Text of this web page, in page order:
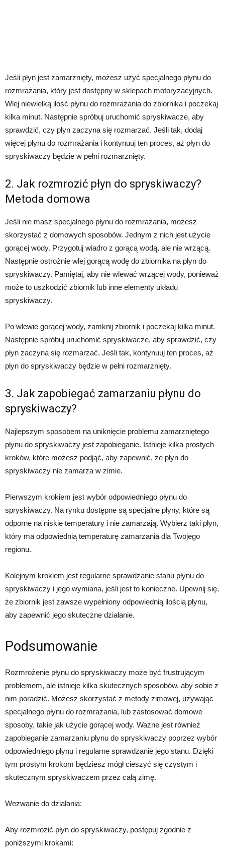
Jeśli płyn jest zamarznięty, możesz użyć specjalnego płynu do
rozmrażania, który jest dostępny w sklepach motoryzacyjnych.
Wlej niewielką ilość płynu do rozmrażania do zbiornika i poczekaj
kilka minut. Następnie spróbuj uruchomić spryskiwacze, aby
sprawdzić, czy płyn zaczyna się rozmarzać. Jeśli tak, dodaj
więcej płynu do rozmrażania i kontynuuj ten proces, aż płyn do
spryskiwaczy będzie w pełni rozmarznięty.
2. Jak rozmrozić płyn do spryskiwaczy?
Metoda domowa
Jeśli nie masz specjalnego płynu do rozmrażania, możesz
skorzystać z domowych sposobów. Jednym z nich jest użycie
gorącej wody. Przygotuj wiadro z gorącą wodą, ale nie wrzącą.
Następnie ostrożnie wlej gorącą wodę do zbiornika na płyn do
spryskiwaczy. Pamiętaj, aby nie wlewać wrzącej wody, ponieważ
może to uszkodzić zbiornik lub inne elementy układu
spryskiwaczy.
Po wlewie gorącej wody, zamknij zbiornik i poczekaj kilka minut.
Następnie spróbuj uruchomić spryskiwacze, aby sprawdzić, czy
płyn zaczyna się rozmarzać. Jeśli tak, kontynuuj ten proces, aż
płyn do spryskiwaczy będzie w pełni rozmarznięty.
3. Jak zapobiegać zamarzaniu płynu do
spryskiwaczy?
Najlepszym sposobem na uniknięcie problemu zamarzniętego
płynu do spryskiwaczy jest zapobieganie. Istnieje kilka prostych
kroków, które możesz podjąć, aby zapewnić, że płyn do
spryskiwaczy nie zamarza w zimie.
Pierwszym krokiem jest wybór odpowiedniego płynu do
spryskiwaczy. Na rynku dostępne są specjalne płyny, które są
odporne na niskie temperatury i nie zamarzają. Wybierz taki płyn,
który ma odpowiednią temperaturę zamarzania dla Twojego
regionu.
Kolejnym krokiem jest regularne sprawdzanie stanu płynu do
spryskiwaczy i jego wymiana, jeśli jest to konieczne. Upewnij się,
że zbiornik jest zawsze wypełniony odpowiednią ilością płynu,
aby zapewnić jego skuteczne działanie.
Podsumowanie
Rozmrożenie płynu do spryskiwaczy może być frustrującym
problemem, ale istnieje kilka skutecznych sposobów, aby sobie z
nim poradzić. Możesz skorzystać z metody zimowej, używając
specjalnego płynu do rozmrażania, lub zastosować domowe
sposoby, takie jak użycie gorącej wody. Ważne jest również
zapobieganie zamarzaniu płynu do spryskiwaczy poprzez wybór
odpowiedniego płynu i regularne sprawdzanie jego stanu. Dzięki
tym prostym krokom będziesz mógł cieszyć się czystym i
skutecznym spryskiwaczem przez całą zimę.
Wezwanie do działania:
Aby rozmrozić płyn do spryskiwaczy, postępuj zgodnie z
poniższymi krokami: